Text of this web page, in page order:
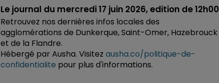
Le journal du mercredi 17 juin 2026, edition de 12h00
Retrouvez nos dernières infos locales des
agglomérations de Dunkerque, Saint-Omer, Hazebrouck
et de la Flandre.
Hébergé par Ausha. Visitez ausha.co/politique-de-
confidentialite pour plus d'informations.